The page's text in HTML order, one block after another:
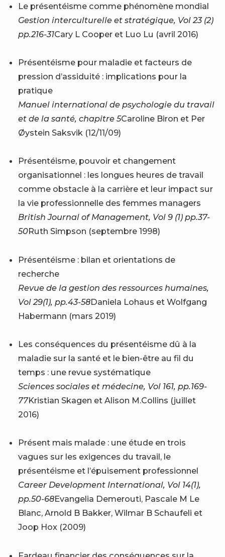
Le présentéisme comme phénomène mondial
Gestion interculturelle et stratégique, Vol 23 (2)
pp.216-31Cary L Cooper et Luo Lu (avril 2016)
Présentéisme pour maladie et facteurs de
pression d’assiduité : implications pour la
pratique
Manuel international de psychologie du travail
et de la santé, chapitre 5Caroline Biron et Per
Øystein Saksvik (12/11/09)
Présentéisme, pouvoir et changement
organisationnel : les longues heures de travail
comme obstacle à la carrière et leur impact sur
la vie professionnelle des femmes managers
British Journal of Management, Vol 9 (1) pp.37-
50Ruth Simpson (septembre 1998)
Présentéisme : bilan et orientations de
recherche
Revue de la gestion des ressources humaines,
Vol 29(1), pp.43-58Daniela Lohaus et Wolfgang
Habermann (mars 2019)
Les conséquences du présentéisme dû à la
maladie sur la santé et le bien-être au fil du
temps : une revue systématique
Sciences sociales et médecine, Vol 161, pp.169-
77Kristian Skagen et Alison M.Collins (juillet
2016)
Présent mais malade : une étude en trois
vagues sur les exigences du travail, le
présentéisme et l’épuisement professionnel
Career Development International, Vol 14(1),
pp.50-68Evangelia Demerouti, Pascale M Le
Blanc, Arnold B Bakker, Wilmar B Schaufeli et
Joop Hox (2009)